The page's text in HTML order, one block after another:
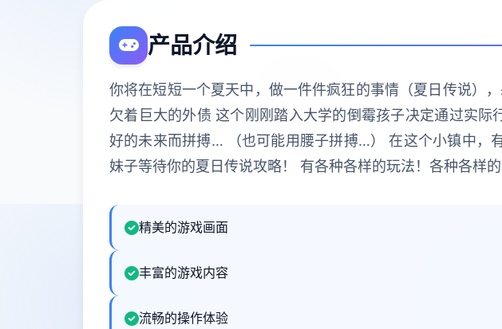
产品介绍
你将在短短一个夏天中，做一件件疯狂的事情（夏日传说）
欠着巨大的外债 这个刚刚踏入大学的倒霉孩子决定通过实
好的未来而拼搏… （也可能用腰子拼搏…） 在这个小镇中，
妹子等待你的夏日传说攻略！ 有各种各样的玩法！各种各样的
精美的游戏画面
丰富的游戏内容
流畅的操作体验